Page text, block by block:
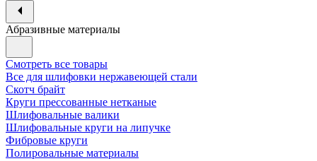
Абразивные материалы
Смотреть все товары
Все для шлифовки нержавеющей стали
Скотч брайт
Круги прессованные нетканые
Шлифовальные валики
Шлифовальные круги на липучке
Фибровые круги
Полировальные материалы